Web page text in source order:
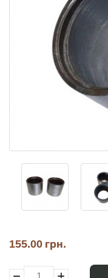
155.00 грн.